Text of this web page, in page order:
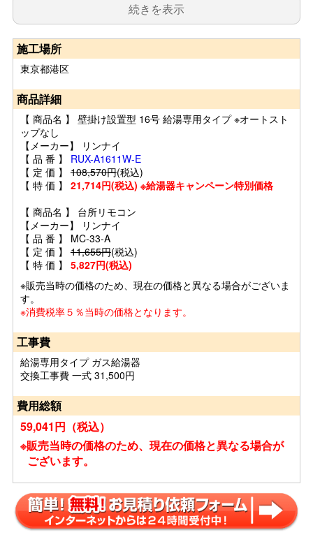
続きを表示
施工場所
東京都港区
商品詳細
【 商品名 】 壁掛け設置型 16号 給湯専用タイプ ※オートスト
ップなし
【メーカー】 リンナイ
【 品 番 】 RUX-A1611W-E
【 定 価 】 108,570円(税込)
【 特 価 】 21,714円(税込) ※給湯器キャンペーン特別価格
【 商品名 】 台所リモコン
【メーカー】 リンナイ
【 品 番 】 MC-33-A
【 定 価 】 11,655円(税込)
【 特 価 】 5,827円(税込)
※販売当時の価格のため、現在の価格と異なる場合がございま
す。
※消費税率５％当時の価格となります。
工事費
給湯専用タイプ ガス給湯器
交換工事費 一式 31,500円
費用総額
59,041円（税込）
※販売当時の価格のため、現在の価格と異なる場合が
ございます。